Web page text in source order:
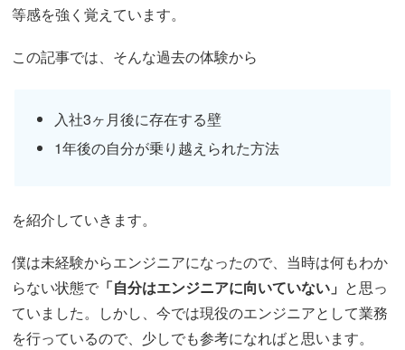
等感を強く覚えています。
この記事では、そんな過去の体験から
入社3ヶ月後に存在する壁
1年後の自分が乗り越えられた方法
を紹介していきます。
僕は未経験からエンジニアになったので、当時は何もわか
らない状態で 「自分はエンジニアに向いていない」 と思っ
ていました。しかし、今では現役のエンジニアとして業務
を行っているので、少しでも参考になればと思います。